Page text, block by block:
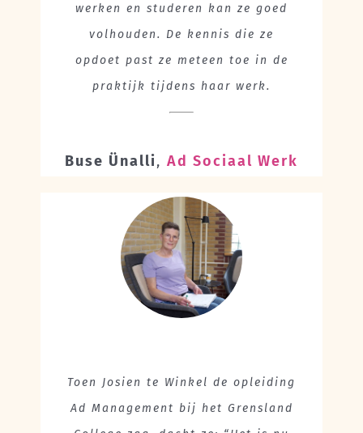
werken en studeren kan ze goed
volhouden. De kennis die ze
opdoet past ze meteen toe in de
praktijk tijdens haar werk.
Buse Ünalli, Ad Sociaal Werk
Toen Josien te Winkel de opleiding
Ad Management bij het Grensland